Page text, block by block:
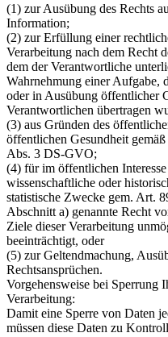
(1) zur Ausübung des Rechts
Information;
(2) zur Erfüllung einer
Verarbeitung nach dem Recht
dem der Verantwortliche
Wahrnehmung einer Aufgabe,
oder in Ausübung öffentlicher
Verantwortlichen übertragen
(3) aus Gründen des
öffentlichen Gesundheit
Abs. 3 DS-GVO;
(4) für im öffentlichen
wissenschaftliche oder
statistische Zwecke gem. Art.
Abschnitt a) genannte Recht
Ziele dieser Verarbeitung
beeinträchtigt, oder
(5) zur Geltendmachung,
Rechtsansprüchen.
Vorgehensweise bei Sperrung
Verarbeitung:
Damit eine Sperre von Daten
müssen diese Daten zu